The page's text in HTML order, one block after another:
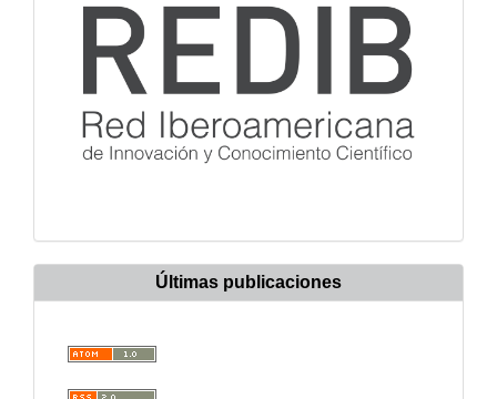
Últimas publicaciones